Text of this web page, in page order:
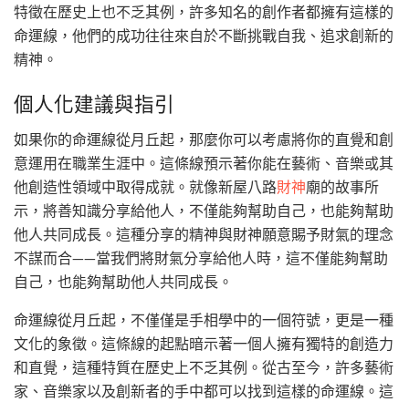
特徵在歷史上也不乏其例，許多知名的創作者都擁有這樣的
命運線，他們的成功往往來自於不斷挑戰自我、追求創新的
精神。
個人化建議與指引
如果你的命運線從月丘起，那麼你可以考慮將你的直覺和創
意運用在職業生涯中。這條線預示著你能在藝術、音樂或其
他創造性領域中取得成就。就像新屋八路財神廟的故事所
示，將善知識分享給他人，不僅能夠幫助自己，也能夠幫助
他人共同成長。這種分享的精神與財神願意賜予財氣的理念
不謀而合——當我們將財氣分享給他人時，這不僅能夠幫助
自己，也能夠幫助他人共同成長。
命運線從月丘起，不僅僅是手相學中的一個符號，更是一種
文化的象徵。這條線的起點暗示著一個人擁有獨特的創造力
和直覺，這種特質在歷史上不乏其例。從古至今，許多藝術
家、音樂家以及創新者的手中都可以找到這樣的命運線。這